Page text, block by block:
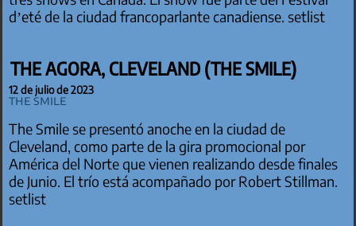
d’eté de la ciudad francoparlante canadiense. setlist
THE AGORA, CLEVELAND (THE SMILE)
12 de julio de 2023
The Smile
The Smile se presentó anoche en la ciudad de
Cleveland, como parte de la gira promocional por
América del Norte que vienen realizando desde finales
de Junio. El trío está acompañado por Robert Stillman.
setlist